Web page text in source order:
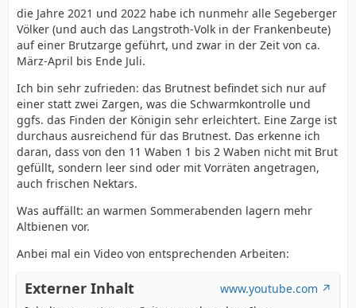
die Jahre 2021 und 2022 habe ich nunmehr alle Segeberger
Völker (und auch das Langstroth-Volk in der Frankenbeute)
auf einer Brutzarge geführt, und zwar in der Zeit von ca.
März-April bis Ende Juli.
Ich bin sehr zufrieden: das Brutnest befindet sich nur auf
einer statt zwei Zargen, was die Schwarmkontrolle und
ggfs. das Finden der Königin sehr erleichtert. Eine Zarge ist
durchaus ausreichend für das Brutnest. Das erkenne ich
daran, dass von den 11 Waben 1 bis 2 Waben nicht mit Brut
gefüllt, sondern leer sind oder mit Vorräten angetragen,
auch frischen Nektars.
Was auffällt: an warmen Sommerabenden lagern mehr
Altbienen vor.
Anbei mal ein Video von entsprechenden Arbeiten:
Externer Inhalt
www.youtube.com